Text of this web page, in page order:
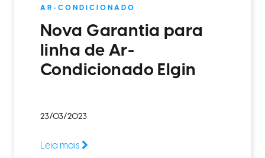
AR-CONDICIONADO
Nova Garantia para
linha de Ar-
Condicionado Elgin
23/03/2023
Leia mais